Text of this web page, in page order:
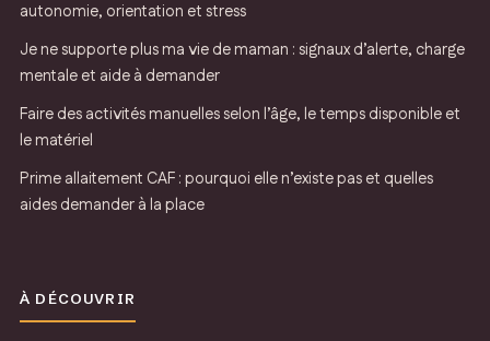
autonomie, orientation et stress
Je ne supporte plus ma vie de maman : signaux d’alerte, charge
mentale et aide à demander
Faire des activités manuelles selon l’âge, le temps disponible et
le matériel
Prime allaitement CAF : pourquoi elle n’existe pas et quelles
aides demander à la place
À DÉCOUVRIR